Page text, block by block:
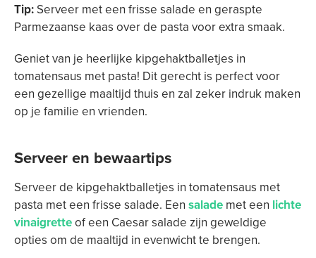
Tip: Serveer met een frisse salade en geraspte
Parmezaanse kaas over de pasta voor extra smaak.
Geniet van je heerlijke kipgehaktballetjes in
tomatensaus met pasta! Dit gerecht is perfect voor
een gezellige maaltijd thuis en zal zeker indruk maken
op je familie en vrienden.
Serveer en bewaartips
Serveer de kipgehaktballetjes in tomatensaus met
pasta met een frisse salade. Een salade met een lichte
vinaigretteof een Caesar salade zijn geweldige
opties om de maaltijd in evenwicht te brengen.